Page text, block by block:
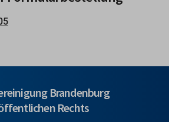
Brandenburg
Rechts